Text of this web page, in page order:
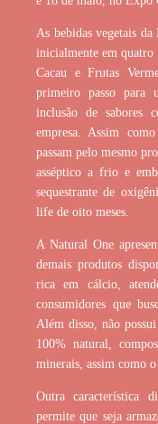
As bebidas vegetais
inicialmente em
Cacau e Frutas
primeiro passo
inclusão de sabores
empresa. Assim
passam pelo mesmo
asséptico a frio e
sequestrante de
life de oito meses.
A Natural One
demais produtos
rica em cálcio,
consumidores que
Além disso, não
100% natural,
minerais, assim como
Outra característica
permite que seja